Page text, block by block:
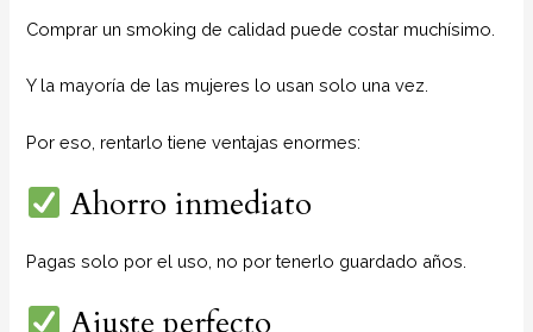
Comprar un smoking de calidad puede costar muchísimo.
Y la mayoría de las mujeres lo usan solo una vez.
Por eso, rentarlo tiene ventajas enormes:
Ahorro inmediato
Pagas solo por el uso, no por tenerlo guardado años.
Ajuste perfecto